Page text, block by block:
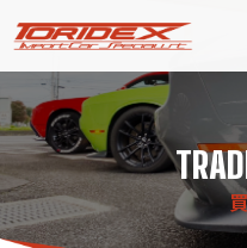
ブログ
ストックリスト
買取